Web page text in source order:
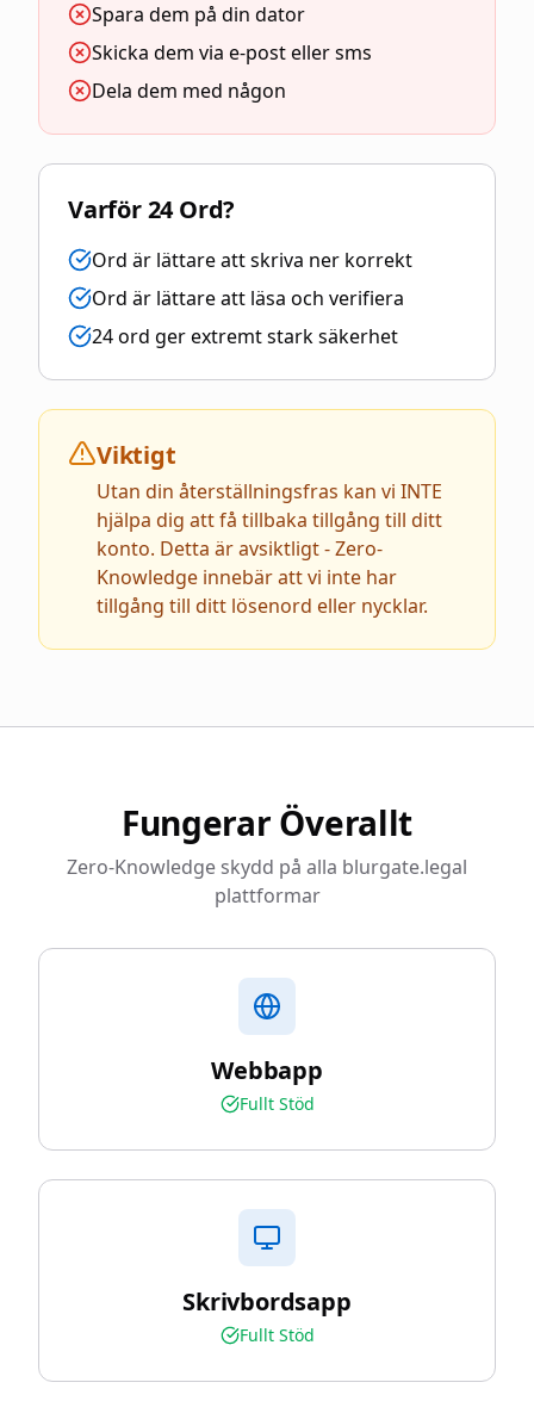
Spara dem på din dator
Skicka dem via e-post eller sms
Dela dem med någon
Varför 24 Ord?
Ord är lättare att skriva ner korrekt
Ord är lättare att läsa och verifiera
24 ord ger extremt stark säkerhet
Viktigt
Utan din återställningsfras kan vi INTE
hjälpa dig att få tillbaka tillgång till ditt
konto. Detta är avsiktligt - Zero-
Knowledge innebär att vi inte har
tillgång till ditt lösenord eller nycklar.
Fungerar Överallt
Zero-Knowledge skydd på alla blurgate.legal
plattformar
Webbapp
Fullt Stöd
Skrivbordsapp
Fullt Stöd